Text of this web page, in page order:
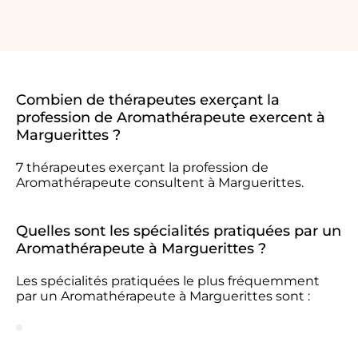
Combien de thérapeutes exerçant la
profession de Aromathérapeute exercent à
Marguerittes ?
7 thérapeutes exerçant la profession de
Aromathérapeute consultent à Marguerittes.
Quelles sont les spécialités pratiquées par un
Aromathérapeute à Marguerittes ?
Les spécialités pratiquées le plus fréquemment
par un Aromathérapeute à Marguerittes sont :